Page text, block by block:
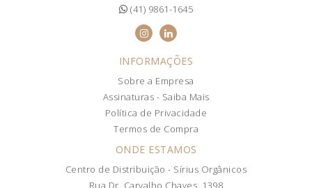
(41) 9861-1645
INFORMAÇÕES
Sobre a Empresa
Assinaturas - Saiba Mais
Política de Privacidade
Termos de Compra
ONDE ESTAMOS
Centro de Distribuição - Sírius Orgânicos
Rua Dr. Carvalho Chaves, 1398